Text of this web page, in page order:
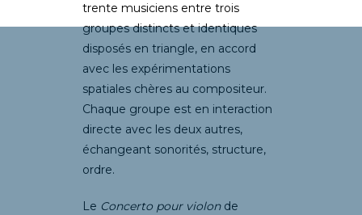
trente musiciens entre trois
groupes distincts et identiques
disposés en triangle, en accord
avec les expérimentations
spatiales chères au compositeur.
Chaque groupe est en interaction
directe avec les deux autres,
échangeant sonorités, structure,
ordre.
Le Concerto pour violon de